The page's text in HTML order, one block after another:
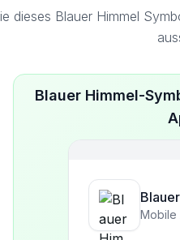
dieses Blauer Himmel
Blauer Himmel-
Mobile